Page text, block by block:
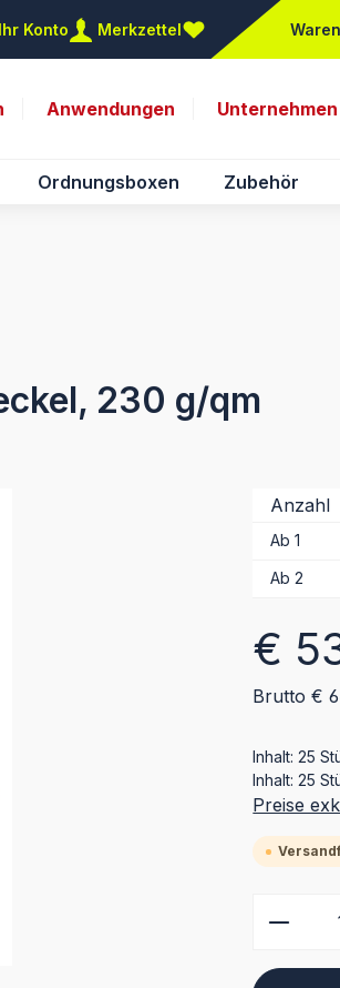
Ihr Konto Merkzettel
Du hast 0 Produkte auf
Anwendungen Unternehmen
Ordnungsboxen Zubehör
230 g/qm
Anzahl
Ab1
Ab2
Regulärer
€
Brutto €
Inhalt:25
Inhalt:25
Preise